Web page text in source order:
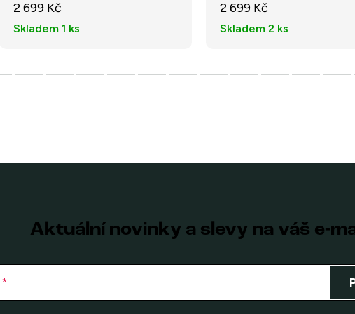
2 699 Kč
Skladem 1 ks
2 699 Kč
Skladem 2 ks
Aktuální novinky a slevy na váš e-